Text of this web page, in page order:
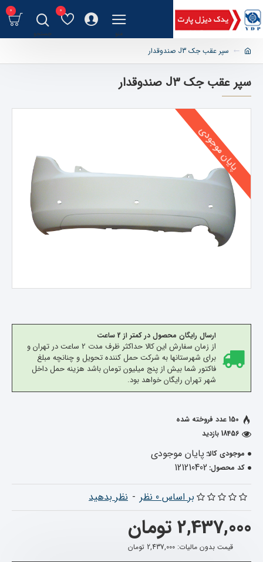
0
0
سپر عقب جک J3 صندوقدار
سپر عقب جک J3 صندوقدار
پایان موجودی
ارسال رایگان محصول در کمتر از 2 ساعت
از زمان سفارش این کالا حداکثر ظرف مدت 2 ساعت در تهران و
برای شهرستانها به شرکت حمل کننده تحویل و چنانچه مبلغ
فاکتور شما بیش از پنج میلیون تومان باشد هزینه حمل داخل
شهر تهران رایگان خواهد بود.
موجودی کالا: پایان موجودی
کد محصول: 121210402
150 عدد فروخته شده
18456 بازدید
بر اساس 0 نظر - نظر بدهید
2,437,000 تومان
قیمت بدون مالیات: 2,437,000 تومان